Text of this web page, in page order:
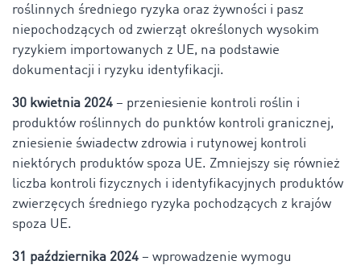
roślinnych średniego ryzyka oraz żywności i pasz
niepochodzących od zwierząt określonych wysokim
ryzykiem importowanych z UE, na podstawie
dokumentacji i ryzyku identyfikacji.
30 kwietnia 2024 – przeniesienie kontroli roślin i
produktów roślinnych do punktów kontroli granicznej,
zniesienie świadectw zdrowia i rutynowej kontroli
niektórych produktów spoza UE. Zmniejszy się również
liczba kontroli fizycznych i identyfikacyjnych produktów
zwierzęcych średniego ryzyka pochodzących z krajów
spoza UE.
31 października 2024 – wprowadzenie wymogu